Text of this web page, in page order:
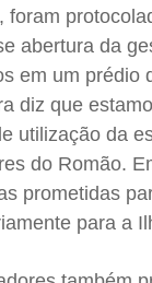
foram
abertura da
em um prédio
diz que
utilização da
do Romão.
prometidas
para a